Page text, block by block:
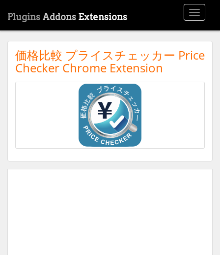
Toggle
Plugins Addons Extensions
価格比較 プライスチェッカー Price
Checker Chrome Extension